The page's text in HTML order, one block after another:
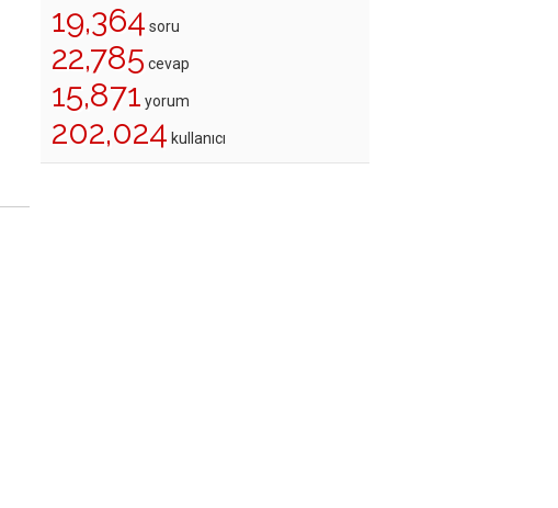
19,364 soru
22,785 cevap
15,871 yorum
202,024 kullanıcı